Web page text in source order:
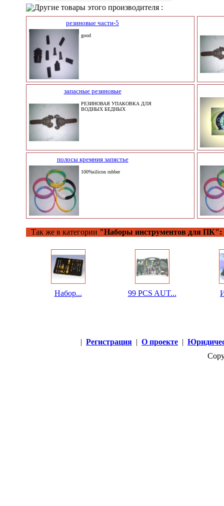
Другие товары этого производителя :
резиновые части-5
good
запасные резиновые
РЕЗИНОВАЯ УПАКОВКА ДЛЯ
ВОДНЫХ БЕДНЫХ
полосы кремния запястье
100%silicon rubber
Так же в категории "Наборы инструментов для ПК":
Набор... 99 PCS AUT...
| Регистрация | О проекте |